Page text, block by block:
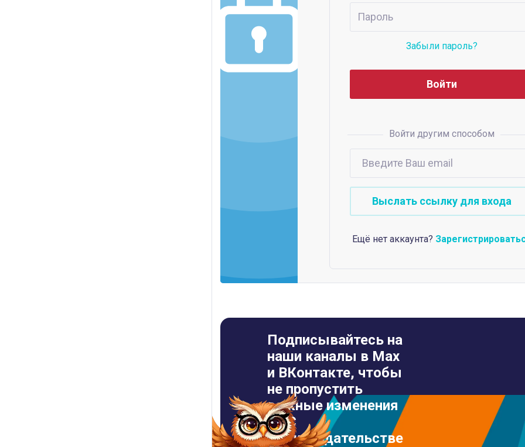
Забыли пароль?
Войти другим способом
Ещё нет аккаунта?
Подписывайтесь на
наши каналы в Max
и ВКонтакте, чтобы
не пропустить
важные изменения
в 1С
и законодательстве